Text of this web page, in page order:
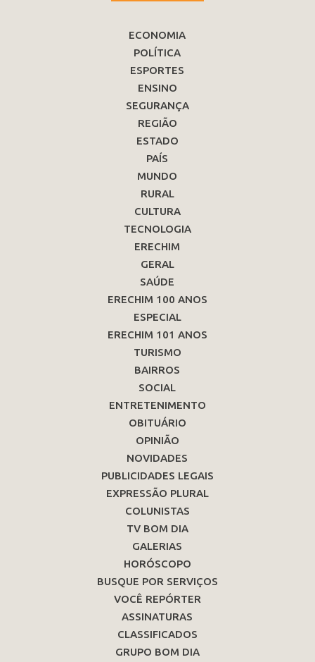
ECONOMIA
POLÍTICA
ESPORTES
ENSINO
SEGURANÇA
REGIÃO
ESTADO
PAÍS
MUNDO
RURAL
CULTURA
TECNOLOGIA
ERECHIM
GERAL
SAÚDE
ERECHIM 100 ANOS
ESPECIAL
ERECHIM 101 ANOS
TURISMO
BAIRROS
SOCIAL
ENTRETENIMENTO
OBITUÁRIO
OPINIÃO
NOVIDADES
PUBLICIDADES LEGAIS
EXPRESSÃO PLURAL
COLUNISTAS
TV BOM DIA
GALERIAS
HORÓSCOPO
BUSQUE POR SERVIÇOS
VOCÊ REPÓRTER
ASSINATURAS
CLASSIFICADOS
GRUPO BOM DIA